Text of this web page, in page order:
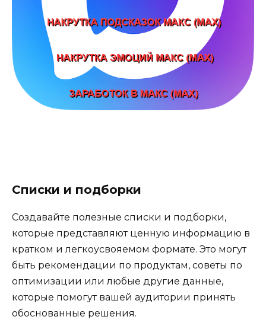
Списки и подборки
Создавайте полезные списки и подборки,
которые представляют ценную информацию в
кратком и легкоусвояемом формате. Это могут
быть рекомендации по продуктам, советы по
оптимизации или любые другие данные,
которые помогут вашей аудитории принять
обоснованные решения.